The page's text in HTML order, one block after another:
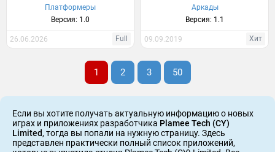
Платформеры
Версия: 1.0
26.06.2026 Full
Аркады
Версия: 1.1
09.09.2019 Хит
1 2 3 50
Если вы хотите получать актуальную информацию о новых
играх и приложениях разработчика Plamee Tech (CY)
Limited, тогда вы попали на нужную страницу. Здесь
представлен практически полный список приложений,